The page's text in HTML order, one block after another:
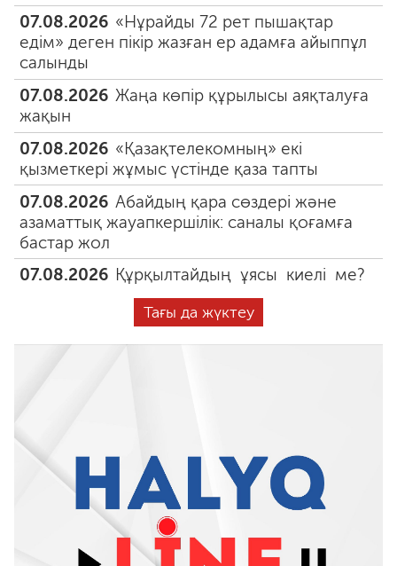
07.08.2026 «Нұрайды 72 рет пышақтар
едім» деген пікір жазған ер адамға айыппұл
салынды
07.08.2026 Жаңа көпір құрылысы аяқталуға
жақын
07.08.2026 «Қазақтелекомның» екі
қызметкері жұмыс үстінде қаза тапты
07.08.2026 Абайдың қара сөздері және
азаматтық жауапкершілік: саналы қоғамға
бастар жол
07.08.2026 Құрқылтайдың ұясы киелі ме?
Тағы да жүктеу